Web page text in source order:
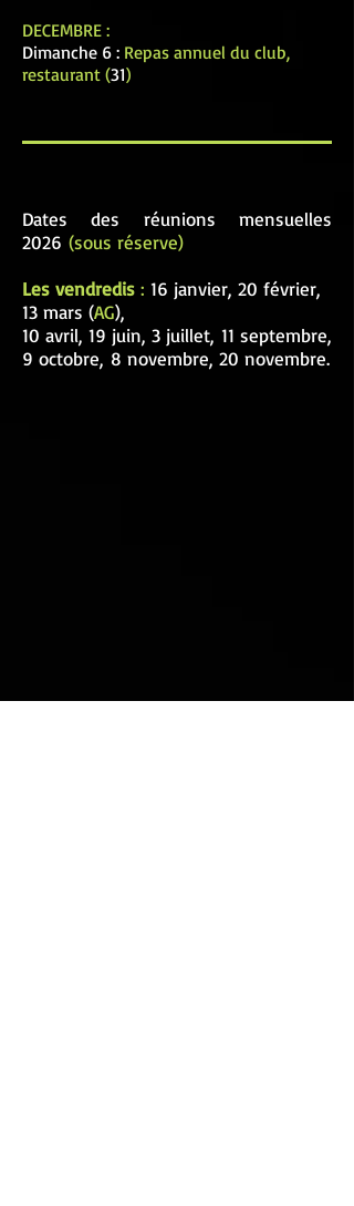
DECEMBRE :
Dimanche 6 : Repas annuel du club,
restaurant (31)
Dates des réunions mensuelles
2026 (sous réserve)
Les vendredis : 16 janvier, 20 février,
13 mars (AG),
10 avril, 19 juin, 3 juillet, 11 septembre,
9 octobre, 8 novembre, 20 novembre.